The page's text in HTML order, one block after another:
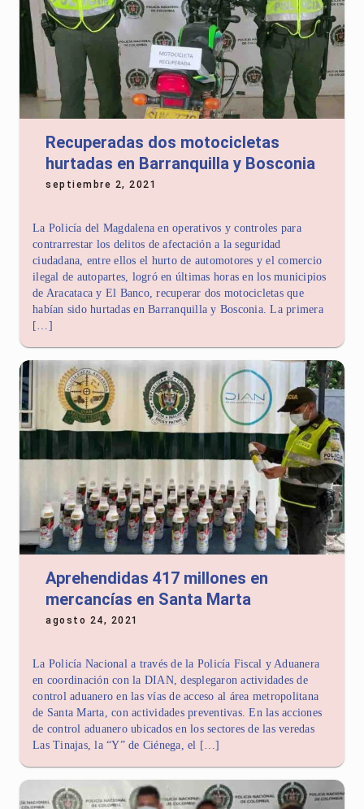
Recuperadas dos motocicletas
hurtadas en Barranquilla y Bosconia
septiembre 2, 2021
La Policía del Magdalena en operativos y controles para
contrarrestar los delitos de afectación a la seguridad
ciudadana, entre ellos el hurto de automotores y el comercio
ilegal de autopartes, logró en últimas horas en los municipios
de Aracataca y El Banco, recuperar dos motocicletas que
habían sido hurtadas en Barranquilla y Bosconia. La primera
[…]
Aprehendidas 417 millones en
mercancías en Santa Marta
agosto 24, 2021
La Policía Nacional a través de la Policía Fiscal y Aduanera
en coordinación con la DIAN, desplegaron actividades de
control aduanero en las vías de acceso al área metropolitana
de Santa Marta, con actividades preventivas. En las acciones
de control aduanero ubicados en los sectores de las veredas
Las Tinajas, la “Y” de Ciénega, el […]